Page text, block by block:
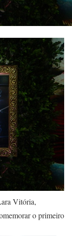
Vitória,
o primeiro